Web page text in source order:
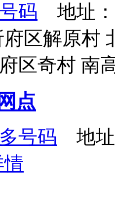
码 地址：
区解原村
区奇村 南
点
号码 地址